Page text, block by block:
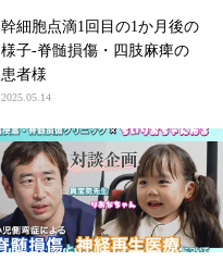
幹細胞点滴1回目の1か月後の
様子-脊髄損傷・四肢麻痺の
患者様
2025.05.14